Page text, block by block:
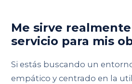
Me sirve
servicio para mis
Si estás buscando un
empático y centrado en la